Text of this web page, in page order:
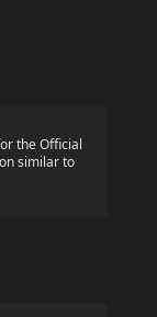
the Official
similar to